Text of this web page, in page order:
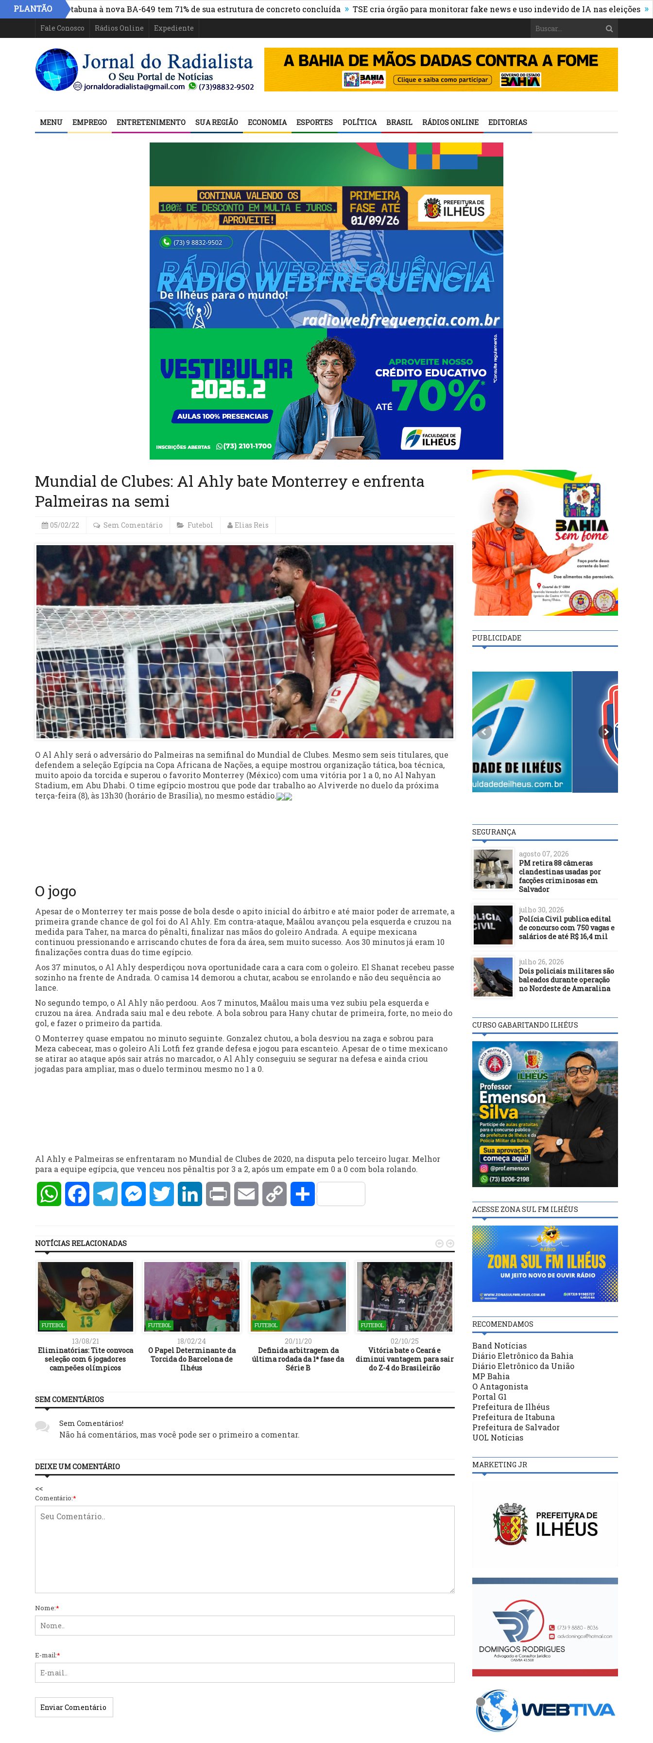
PLANTÃO
de Itabuna à nova BA-649 tem 71% de sua estrutura de concreto concluída » TSE cria órgão para monitorar fake news e uso indevido de IA nas eleições »
Fale Conosco Rádios Online Expediente
MENU EMPREGO ENTRETENIMENTO SUA REGIÃO ECONOMIA ESPORTES POLÍTICA BRASIL RÁDIOS ONLINE EDITORIAS
Mundial de Clubes: Al Ahly bate Monterrey e enfrenta
Palmeiras na semi
05/02/22 Sem Comentário Futebol Elias Reis
O Al Ahly será o adversário do Palmeiras na semifinal do Mundial de Clubes. Mesmo sem seis titulares, que
defendem a seleção Egípcia na Copa Africana de Nações, a equipe mostrou organização tática, boa técnica,
muito apoio da torcida e superou o favorito Monterrey (México) com uma vitória por 1 a 0, no Al Nahyan
Stadium, em Abu Dhabi. O time egípcio mostrou que pode dar trabalho ao Alviverde no duelo da próxima
terça-feira (8), às 13h30 (horário de Brasília), no mesmo estádio.
O jogo
Apesar de o Monterrey ter mais posse de bola desde o apito inicial do árbitro e até maior poder de arremate, a
primeira grande chance de gol foi do Al Ahly. Em contra-ataque, Maâlou avançou pela esquerda e cruzou na
medida para Taher, na marca do pênalti, finalizar nas mãos do goleiro Andrada. A equipe mexicana
continuou pressionando e arriscando chutes de fora da área, sem muito sucesso. Aos 30 minutos já eram 10
finalizações contra duas do time egípcio.
Aos 37 minutos, o Al Ahly desperdiçou nova oportunidade cara a cara com o goleiro. El Shanat recebeu passe
sozinho na frente de Andrada. O camisa 14 demorou a chutar, acabou se enrolando e não deu sequência ao
lance.
No segundo tempo, o Al Ahly não perdoou. Aos 7 minutos, Maâlou mais uma vez subiu pela esquerda e
cruzou na área. Andrada saiu mal e deu rebote. A bola sobrou para Hany chutar de primeira, forte, no meio do
gol, e fazer o primeiro da partida.
O Monterrey quase empatou no minuto seguinte. Gonzalez chutou, a bola desviou na zaga e sobrou para
Meza cabecear, mas o goleiro Ali Lotfi fez grande defesa e jogou para escanteio. Apesar de o time mexicano
se atirar ao ataque após sair atrás no marcador, o Al Ahly conseguiu se segurar na defesa e ainda criou
jogadas para ampliar, mas o duelo terminou mesmo no 1 a 0.
Al Ahly e Palmeiras se enfrentaram no Mundial de Clubes de 2020, na disputa pelo terceiro lugar. Melhor
para a equipe egípcia, que venceu nos pênaltis por 3 a 2, após um empate em 0 a 0 com bola rolando.
WhatsAppFacebookTelegramMessengerTwitter LinkedInPrint Email Copy Compartilhar
NOTÍCIAS RELACIONADAS
FUTEBOL
13/08/21
Eliminatórias: Tite convoca
seleção com 6 jogadores
campeões olímpicos
FUTEBOL
18/02/24
O Papel Determinante da
Torcida do Barcelona de
Ilhéus
FUTEBOL
20/11/20
Definida arbitragem da
última rodada da 1ª fase da
Série B
FUTEBOL
02/10/25
Vitória bate o Ceará e
diminui vantagem para sair
do Z-4 do Brasileirão
FUTEBOL
04/02/26
Possíveis adversários do
Bahia se enfrentam na
Libertadores
de estádios antes do
 
SEM COMENTÁRIOS
Sem Comentários!
Não há comentários, mas você pode ser o primeiro a comentar.
DEIXE UM COMENTÁRIO
<<
Comentário:*
Nome:*
E-mail:*
PUBLICIDADE
SEGURANÇA
agosto 07, 2026
PM retira 88 câmeras
clandestinas usadas por
facções criminosas em
Salvador
julho 30, 2026
Polícia Civil publica edital
de concurso com 750 vagas e
salários de até R$ 16,4 mil
julho 26, 2026
Dois policiais militares são
baleados durante operação
no Nordeste de Amaralina
CURSO GABARITANDO ILHÉUS
ACESSE ZONA SUL FM ILHÉUS
RECOMENDAMOS
Band Notícias
Diário Eletrônico da Bahia
Diário Eletrônico da União
MP Bahia
O Antagonista
Portal G1
Prefeitura de Ilhéus
Prefeitura de Itabuna
Prefeitura de Salvador
UOL Notícias
MARKETING JR